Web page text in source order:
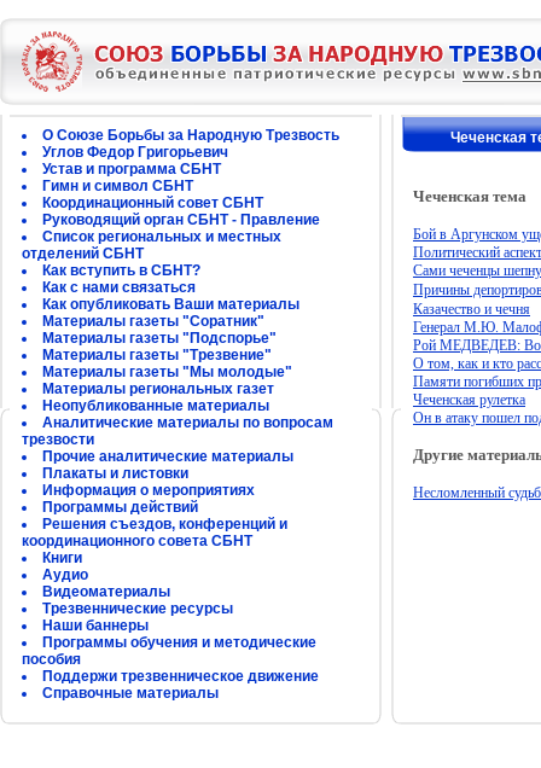
О Союзе Борьбы за Народную Трезвость
Углов Федор Григорьевич
Устав и программа СБНТ
Гимн и символ СБНТ
Координационный совет СБНТ
Руководящий орган СБНТ - Правление
Список региональных и местных
отделений СБНТ
Как вступить в СБНТ?
Как с нами связаться
Как опубликовать Ваши материалы
Материалы газеты "Соратник"
Материалы газеты "Подспорье"
Материалы газеты "Трезвение"
Материалы газеты "Мы молодые"
Материалы региональных газет
Неопубликованные материалы
Аналитические материалы по вопросам
трезвости
Прочие аналитические материалы
Плакаты и листовки
Информация о мероприятиях
Программы действий
Решения съездов, конференций и
координационного совета СБНТ
Книги
Аудио
Видеоматериалы
Трезвеннические ресурсы
Наши баннеры
Программы обучения и методические
пособия
Поддержи трезвенническое движение
Справочные материалы
Чеченская
Чеченская тема
Бой в Аргунском
Политический
Сами чеченцы
Причины
Казачество и чечня
Генерал М.Ю.
Рой МЕДВЕДЕВ:
О том, как и кто
Памяти погибших
Чеченская рулетка
Он в атаку пошел
Другие
Несломленный